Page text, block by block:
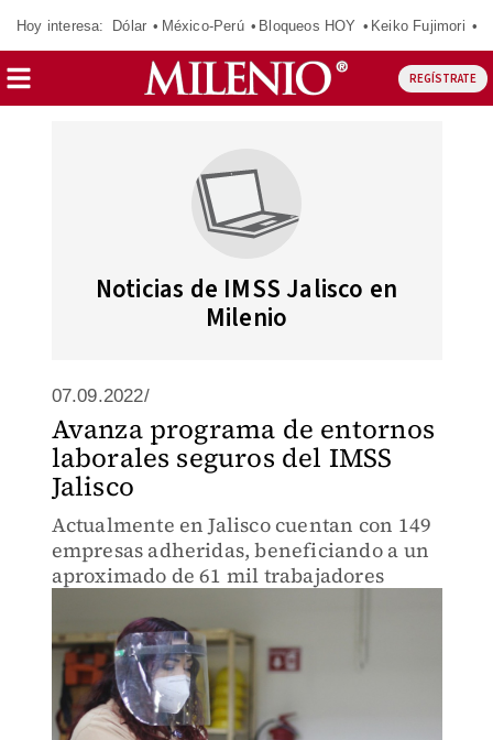
Hoy interesa: Dólar México-Perú Bloqueos HOY Keiko Fujimori
REGÍSTRATE
Noticias de IMSS Jalisco en
Milenio
07.09.2022/
Avanza programa de entornos
laborales seguros del IMSS
Jalisco
Actualmente en Jalisco cuentan con 149
empresas adheridas, beneficiando a un
aproximado de 61 mil trabajadores